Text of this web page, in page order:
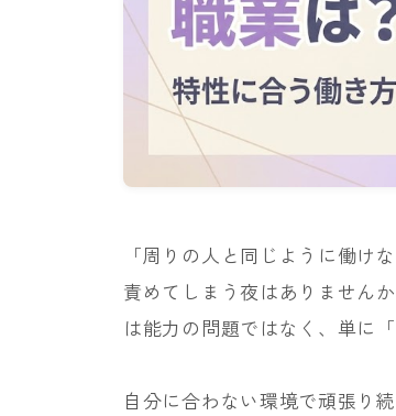
「周りの人と同じように働け
責めてしまう夜はありません
は能力の問題ではなく、単に
自分に合わない環境で頑張り